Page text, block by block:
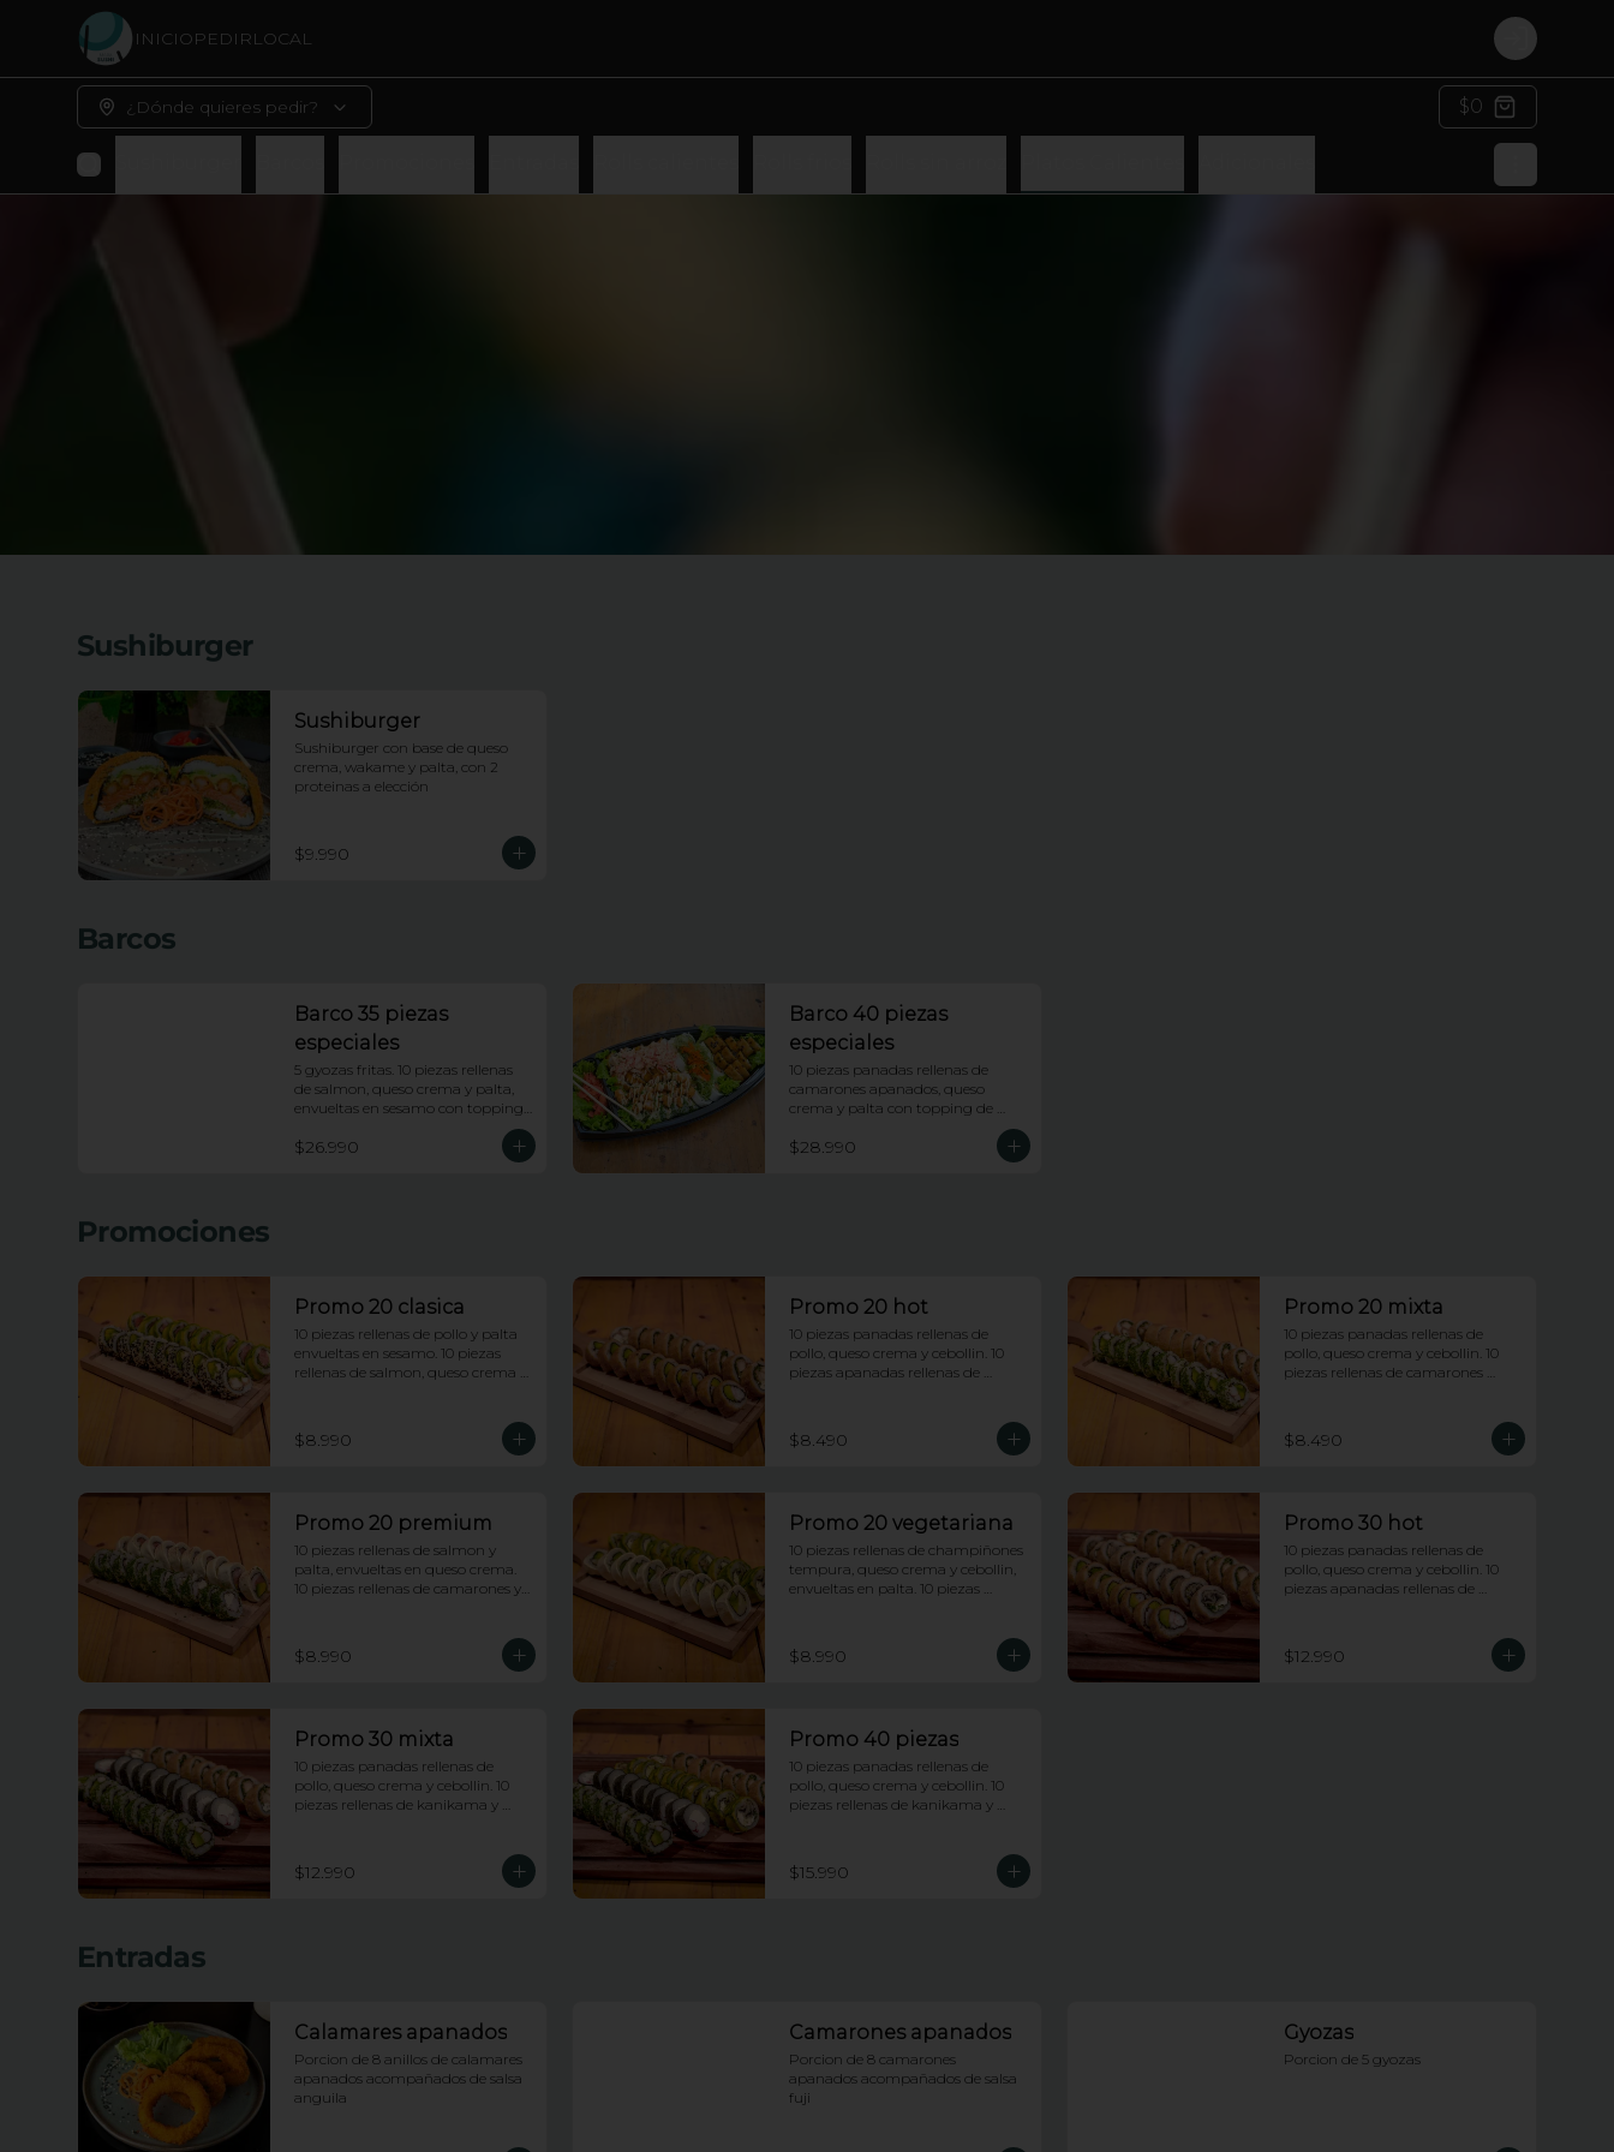
INICIOPEDIRLOCAL Login
¿Dónde quieres pedir? $0
Sushiburger
Sushiburger
Sushiburger con base de queso
crema, wakame y palta, con 2
proteinas a elección
$9.990
Barcos
Barco 35 piezas
especiales
5 gyozas fritas. 10 piezas rellenas
de salmon, queso crema y palta,
envueltas en sesamo con topping
de wakame salad y salsa anguila.
10 piezas apanadas rellenas de
pollo, queso crema, platano frito y
$26.990
Barco 40 piezas
especiales
10 piezas panadas rellenas de
camarones apanados, queso
crema y palta con topping de
salsa maracuya. 10 piezas rellenas
de camarones apanados, queso
envueltas en queso crema con
topping de wakame.
$28.990
Promociones
Promo 20 clasica
10 piezas rellenas de pollo y palta
envueltas en sesamo. 10 piezas
rellenas de salmon, queso crema y
$8.990
Promo 20 hot
10 piezas panadas rellenas de
pollo, queso crema y cebollin. 10
piezas apanadas rellenas de
$8.490
Promo 20 mixta
10 piezas panadas rellenas de
pollo, queso crema y cebollin. 10
piezas rellenas de camarones
$8.490
Promo 20 premium
10 piezas rellenas de salmon y
palta, envueltas en queso crema.
10 piezas rellenas de camarones y
$8.990
Promo 20 vegetariana
10 piezas rellenas de champiñones
tempura, queso crema y cebollin,
envueltas en palta. 10 piezas
$8.990
Promo 30 hot
10 piezas panadas rellenas de
pollo, queso crema y cebollin. 10
piezas apanadas rellenas de
champiñones tempura, queso
crema y cebollin.
$12.990
Promo 30 mixta
10 piezas panadas rellenas de
pollo, queso crema y cebollin. 10
piezas rellenas de kanikama y
apanados y palta envueltas en
ciboulette.
$12.990
Promo 40 piezas
10 piezas panadas rellenas de
pollo, queso crema y cebollin. 10
piezas rellenas de kanikama y
apanados y palta envueltas en
ciboulette. 10 piezas rellenas de
$15.990
Entradas
Calamares apanados
Porcion de 8 anillos de calamares
apanados acompañados de salsa
anguila
Camarones apanados
Porcion de 8 camarones
apanados acompañados de salsa
fuji
Gyozas
Porcion de 5 gyozas